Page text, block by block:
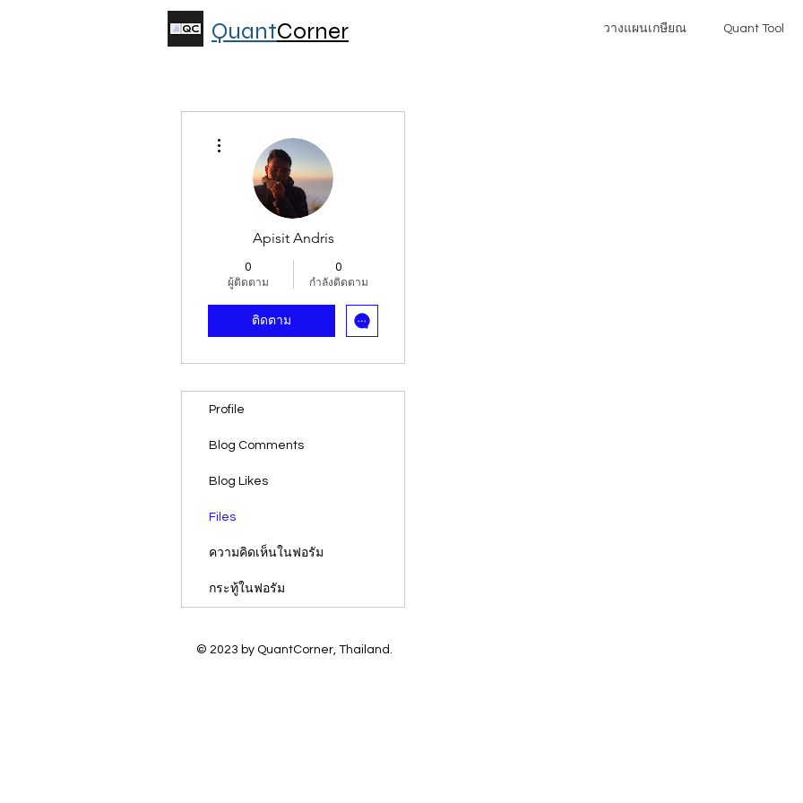
QuantCorner วางแผนเกษียณ Quant Tool
Apisit Andris
0
ผู้ติดตาม
0
กำลังติดตาม
ติดตาม
Profile
Blog Comments
Blog Likes
Files
ความคิดเห็นในฟอรัม
กระทู้ในฟอรัม
© 2023 by QuantCorner, Thailand.